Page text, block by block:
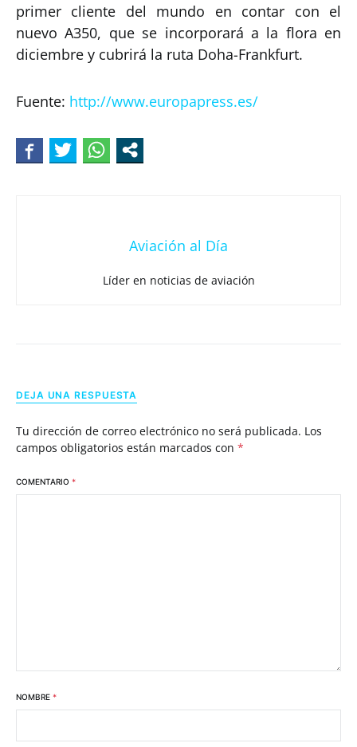
primer cliente del mundo en contar con el
nuevo A350, que se incorporará a la flora en
diciembre y cubrirá la ruta Doha-Frankfurt.
Fuente: http://www.europapress.es/
Aviación al Día
Líder en noticias de aviación
DEJA UNA RESPUESTA
Tu dirección de correo electrónico no será publicada. Los
campos obligatorios están marcados con *
COMENTARIO *
NOMBRE *